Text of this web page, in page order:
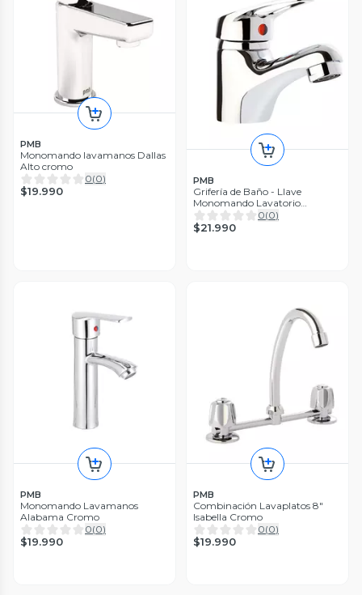
PMB
Monomando lavamanos Dallas
Alto cromo
0(0)
$19.990
PMB
Grifería de Baño - Llave
Monomando Lavatorio
Cincinnati
0(0)
$21.990
PMB
Monomando Lavamanos
Alabama Cromo
0(0)
$19.990
PMB
Combinación Lavaplatos 8"
Isabella Cromo
0(0)
$19.990